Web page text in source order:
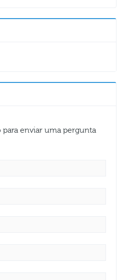
enviar uma pergunta